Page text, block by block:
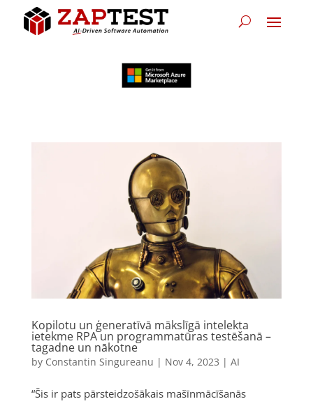
Kopilotu un ģeneratīvā mākslīgā intelekta
ietekme RPA un programmatūras testēšanā –
tagadne un nākotne
by Constantin Singureanu | Nov 4, 2023 | AI
“Šis ir pats pārsteidzošākais mašīnmācīšanās